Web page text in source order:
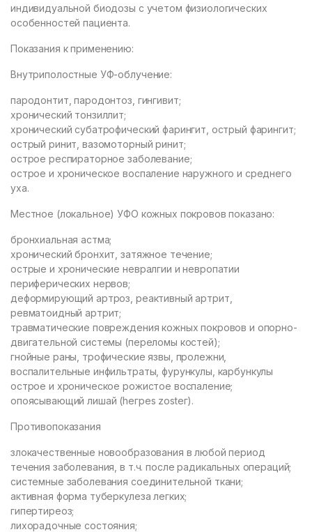
индивидуальной биодозы с учетом физиологических
особенностей пациента.
Показания к применению:
Внутриполостные УФ-облучение:
пародонтит, пародонтоз, гингивит;
хронический тонзиллит;
хронический субатрофический фарингит, острый фарингит;
острый ринит, вазомоторный ринит;
острое респираторное заболевание;
острое и хроническое воспаление наружного и среднего
уха.
Местное (локальное) УФО кожных покровов показано:
бронхиальная астма;
хронический бронхит, затяжное течение;
острые и хронические невралгии и невропатии
периферических нервов;
деформирующий артроз, реактивный артрит,
ревматоидный артрит;
травматические повреждения кожных покровов и опорно-
двигательной системы (переломы костей);
гнойные раны, трофические язвы, пролежни,
воспалительные инфильтраты, фурункулы, карбункулы
острое и хроническое рожистое воспаление;
опоясывающий лишай (hегреs zostег).
Противопоказания
злокачественные новообразования в любой период
течения заболевания, в т.ч. после радикальных операций;
системные заболевания соединительной ткани;
активная форма туберкулеза легких;
гипертиреоз;
лихорадочные состояния;